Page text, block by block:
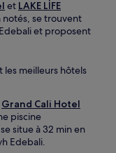
et LAKE LİFE
se trouvent
et proposent
les meilleurs hôtels
Grand Cali Hotel
piscine
situe à 32 min en
Edebali.